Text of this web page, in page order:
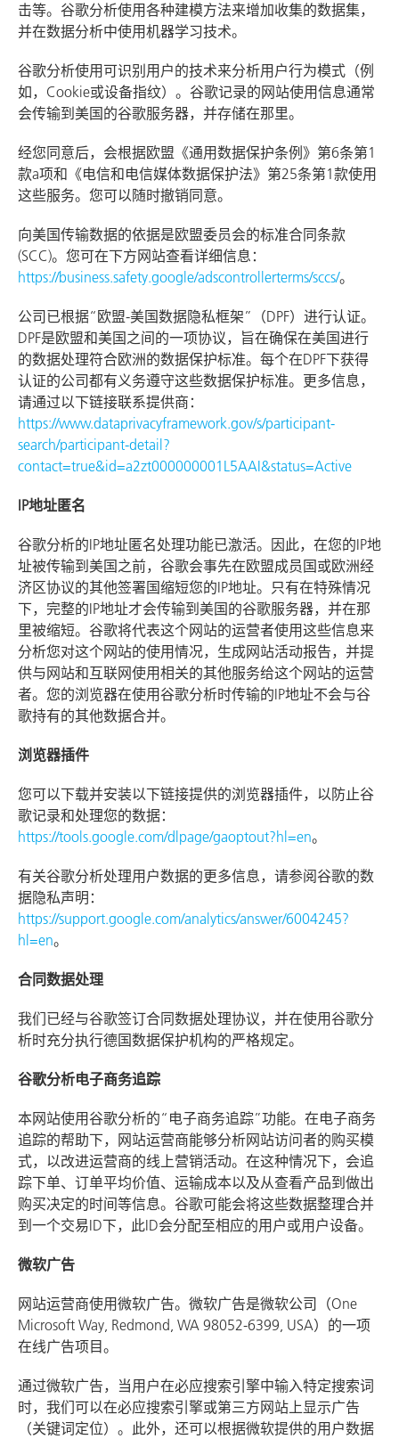
击等。谷歌分析使用各种建模方法来增加收集的数据集，
并在数据分析中使用机器学习技术。
谷歌分析使用可识别用户的技术来分析用户行为模式（例
如，Cookie或设备指纹）。谷歌记录的网站使用信息通常
会传输到美国的谷歌服务器，并存储在那里。
经您同意后，会根据欧盟《通用数据保护条例》第6条第1
款a项和《电信和电信媒体数据保护法》第25条第1款使用
这些服务。您可以随时撤销同意。
向美国传输数据的依据是欧盟委员会的标准合同条款
(SCC)。您可在下方网站查看详细信息：
https://business.safety.google/adscontrollerterms/sccs/。
公司已根据“欧盟-美国数据隐私框架”（DPF）进行认证。
DPF是欧盟和美国之间的一项协议，旨在确保在美国进行
的数据处理符合欧洲的数据保护标准。每个在DPF下获得
认证的公司都有义务遵守这些数据保护标准。更多信息，
请通过以下链接联系提供商：
https://www.dataprivacyframework.gov/s/participant-
search/participant-detail?
contact=true&id=a2zt000000001L5AAI&status=Active
IP地址匿名
谷歌分析的IP地址匿名处理功能已激活。因此，在您的IP地
址被传输到美国之前，谷歌会事先在欧盟成员国或欧洲经
济区协议的其他签署国缩短您的IP地址。只有在特殊情况
下，完整的IP地址才会传输到美国的谷歌服务器，并在那
里被缩短。谷歌将代表这个网站的运营者使用这些信息来
分析您对这个网站的使用情况，生成网站活动报告，并提
供与网站和互联网使用相关的其他服务给这个网站的运营
者。您的浏览器在使用谷歌分析时传输的IP地址不会与谷
歌持有的其他数据合并。
浏览器插件
您可以下载并安装以下链接提供的浏览器插件，以防止谷
歌记录和处理您的数据：
https://tools.google.com/dlpage/gaoptout?hl=en。
有关谷歌分析处理用户数据的更多信息，请参阅谷歌的数
据隐私声明：
https://support.google.com/analytics/answer/6004245?
hl=en。
合同数据处理
我们已经与谷歌签订合同数据处理协议，并在使用谷歌分
析时充分执行德国数据保护机构的严格规定。
谷歌分析电子商务追踪
本网站使用谷歌分析的“电子商务追踪”功能。在电子商务
追踪的帮助下，网站运营商能够分析网站访问者的购买模
式，以改进运营商的线上营销活动。在这种情况下，会追
踪下单、订单平均价值、运输成本以及从查看产品到做出
购买决定的时间等信息。谷歌可能会将这些数据整理合并
到一个交易ID下，此ID会分配至相应的用户或用户设备。
微软广告
网站运营商使用微软广告。微软广告是微软公司（One
Microsoft Way, Redmond, WA 98052-6399, USA）的一项
在线广告项目。
通过微软广告，当用户在必应搜索引擎中输入特定搜索词
时，我们可以在必应搜索引擎或第三方网站上显示广告
（关键词定位）。此外，还可以根据微软提供的用户数据